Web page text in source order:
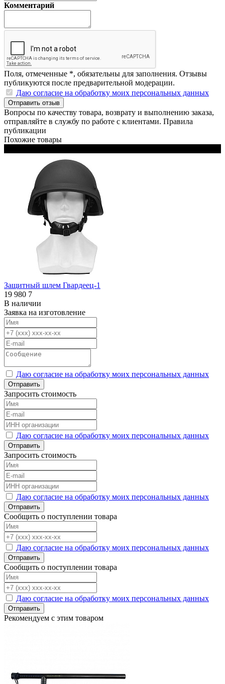
Комментарий
Поля, отмеченные *, обязательны для заполнения. Отзывы
публикуются после предварительной модерации.
Даю согласие на обработку моих персональных данных
Отправить отзыв
Вопросы по качеству товара, возврату и выполнению заказа,
отправляйте в службу по работе с клиентами. Правила
публикации
Похожие товары
Защитный шлем Гвардеец-1
19 980 7
В наличии
Заявка на изготовление
Даю согласие на обработку моих персональных данных
Отправить
Запросить стоимость
Даю согласие на обработку моих персональных данных
Отправить
Запросить стоимость
Даю согласие на обработку моих персональных данных
Отправить
Сообщить о поступлении товара
Даю согласие на обработку моих персональных данных
Отправить
Сообщить о поступлении товара
Даю согласие на обработку моих персональных данных
Отправить
Рекомендуем с этим товаром